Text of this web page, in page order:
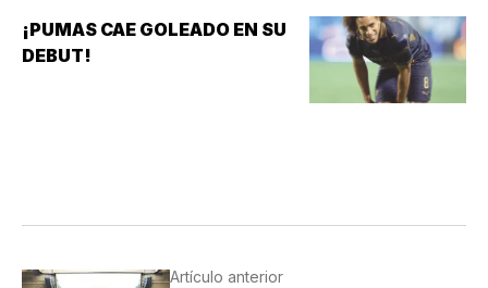
¡PUMAS CAE GOLEADO EN SU
DEBUT!
Artículo anterior